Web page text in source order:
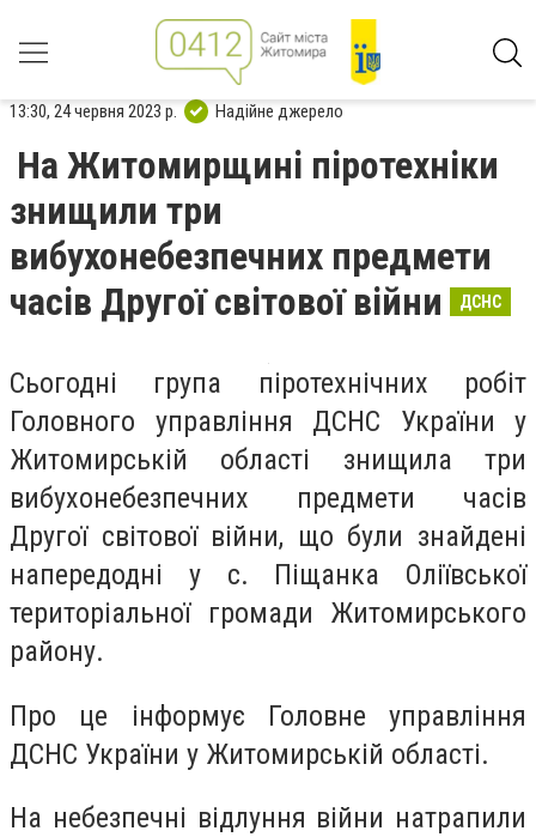
13:30, 24 червня 2023 р. Надійне джерело
На Житомирщині піротехніки
знищили три
вибухонебезпечних предмети
часів Другої світової війни
ДСНС
Сьогодні група піротехнічних робіт
Головного управління ДСНС України у
Житомирській області знищила три
вибухонебезпечних предмети часів
Другої світової війни, що були знайдені
напередодні у с. Піщанка Оліївської
територіальної громади Житомирського
району.
Про це інформує Головне управління
ДСНС України у Житомирській області.
На небезпечні відлуння війни натрапили